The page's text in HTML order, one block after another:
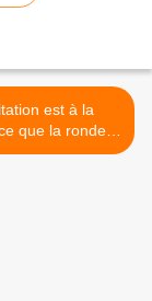
est à la
que la rondelle
» Daniel